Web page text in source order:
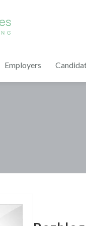
Employers